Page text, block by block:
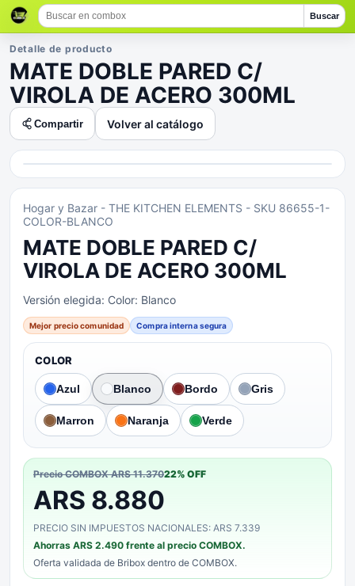
Buscar
Detalle de producto
MATE DOBLE PARED C/
VIROLA DE ACERO 300ML
Compartir Volver al catálogo
Hogar y Bazar - THE KITCHEN ELEMENTS - SKU 86655-1-
COLOR-BLANCO
MATE DOBLE PARED C/
VIROLA DE ACERO 300ML
Versión elegida: Color: Blanco
Mejor precio comunidad Compra interna segura
COLOR
Azul Blanco Bordo Gris
Marron Naranja Verde
Precio COMBOXARS 11.37022% OFF
ARS 8.880
PRECIO SIN IMPUESTOS NACIONALES: ARS 7.339
Ahorras ARS 2.490 frente al precio COMBOX.
Oferta validada de Bribox dentro de COMBOX.